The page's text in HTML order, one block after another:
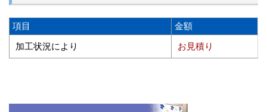
項目
金額
加工状況により
お見積り